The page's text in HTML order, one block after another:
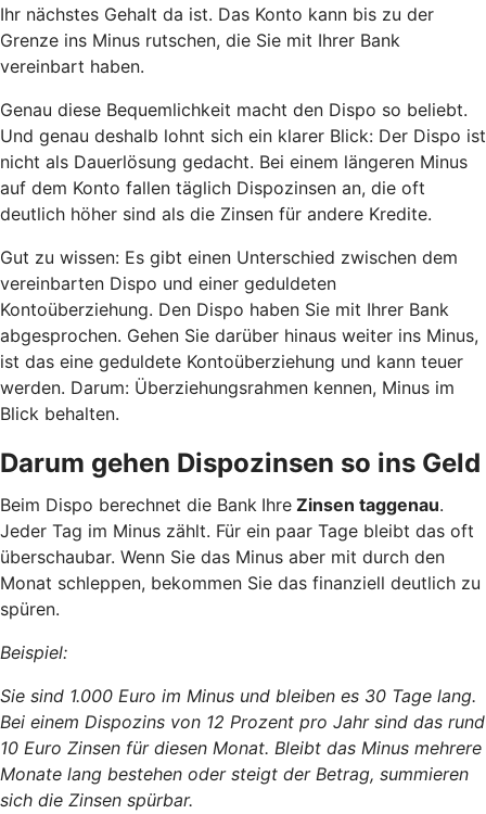
Ihr nächstes Gehalt da ist. Das Konto kann bis zu der
Grenze ins Minus rutschen, die Sie mit Ihrer Bank
vereinbart haben.
Genau diese Bequemlichkeit macht den Dispo so beliebt.
Und genau deshalb lohnt sich ein klarer Blick: Der Dispo ist
nicht als Dauerlösung gedacht. Bei einem längeren Minus
auf dem Konto fallen täglich Dispozinsen an, die oft
deutlich höher sind als die Zinsen für andere Kredite.
Gut zu wissen: Es gibt einen Unterschied zwischen dem
vereinbarten Dispo und einer geduldeten
Kontoüberziehung. Den Dispo haben Sie mit Ihrer Bank
abgesprochen. Gehen Sie darüber hinaus weiter ins Minus,
ist das eine geduldete Kontoüberziehung und kann teuer
werden. Darum: Überziehungsrahmen kennen, Minus im
Blick behalten.
Darum gehen Dispozinsen so ins Geld
Beim Dispo berechnet die Bank Ihre Zinsen taggenau.
Jeder Tag im Minus zählt. Für ein paar Tage bleibt das oft
überschaubar. Wenn Sie das Minus aber mit durch den
Monat schleppen, bekommen Sie das finanziell deutlich zu
spüren.
Beispiel:
Sie sind 1.000 Euro im Minus und bleiben es 30 Tage lang.
Bei einem Dispozins von 12 Prozent pro Jahr sind das rund
10 Euro Zinsen für diesen Monat. Bleibt das Minus mehrere
Monate lang bestehen oder steigt der Betrag, summieren
sich die Zinsen spürbar.